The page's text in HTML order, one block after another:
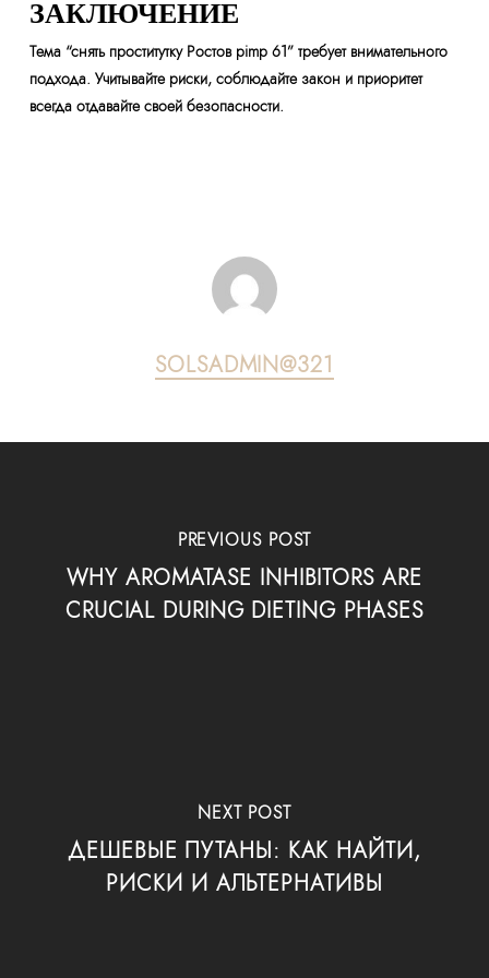
ЗАКЛЮЧЕНИЕ
Тема “снять проститутку Ростов pimp 61” требует внимательного
подхода. Учитывайте риски, соблюдайте закон и приоритет
всегда отдавайте своей безопасности.
SOLSADMIN@321
PREVIOUS POST
WHY AROMATASE INHIBITORS ARE
CRUCIAL DURING DIETING PHASES
NEXT POST
ДЕШЕВЫЕ ПУТАНЫ: КАК НАЙТИ,
РИСКИ И АЛЬТЕРНАТИВЫ